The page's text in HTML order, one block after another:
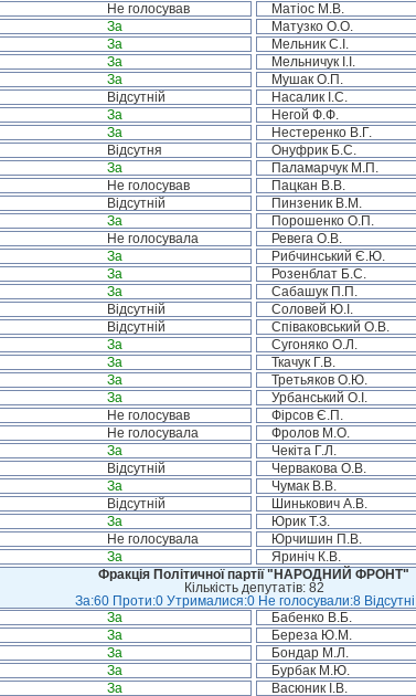
Не голосував Матіос М.В.
За Матузко О.О.
За Мельник С.І.
За Мельничук І.І.
За Мушак О.П.
Відсутній Насалик І.С.
За Негой Ф.Ф.
За Нестеренко В.Г.
Відсутня Онуфрик Б.С.
За Паламарчук М.П.
Не голосував Пацкан В.В.
Відсутній Пинзеник В.М.
За Порошенко О.П.
Не голосувала Ревега О.В.
За Рибчинський Є.Ю.
За Розенблат Б.С.
За Сабашук П.П.
Відсутній Соловей Ю.І.
Відсутній Співаковський О.В.
За Сугоняко О.Л.
За Ткачук Г.В.
За Третьяков О.Ю.
За Урбанський О.І.
Не голосував Фірсов Є.П.
Не голосувала Фролов М.О.
За Чекіта Г.Л.
Відсутній Червакова О.В.
За Чумак В.В.
Відсутній Шинькович А.В.
За Юрик Т.З.
Не голосувала Юрчишин П.В.
За Яриніч К.В.
Фракція Політичної партії "НАРОДНИЙ ФРОНТ"
Кількість депутатів: 82
За:60 Проти:0 Утрималися:0 Не голосували:8
За Бабенко В.Б.
За Береза Ю.М.
За Бондар М.Л.
За Бурбак М.Ю.
За Васюник І.В.